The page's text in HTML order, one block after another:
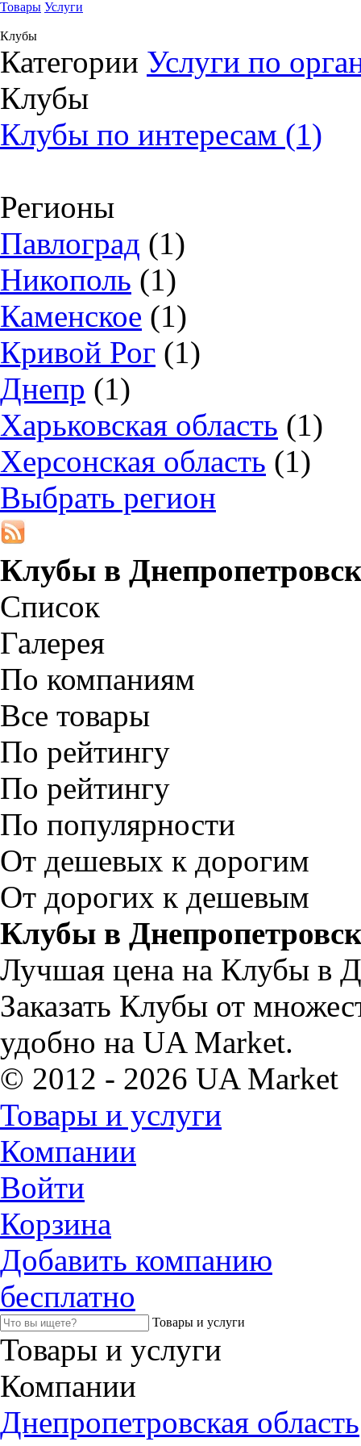
Товары Услуги
Клубы
Категории Услуги по
Клубы
Клубы по интересам (1)
Регионы
Павлоград (1)
Никополь (1)
Каменское (1)
Кривой Рог (1)
Днепр (1)
Харьковская область (1)
Херсонская область (1)
Выбрать регион
Клубы в
Список
Галерея
По компаниям
Все товары
По рейтингу
По рейтингу
По популярности
От дешевых к дорогим
От дорогих к дешевым
Клубы в
Лучшая цена на Клубы в
Заказать Клубы от
удобно на UA Market.
© 2012 - 2026 UA Market
Товары и услуги
Компании
Войти
Корзина
Добавить компанию
бесплатно
Товары и услуги
Товары и услуги
Компании
Днепропетровская область